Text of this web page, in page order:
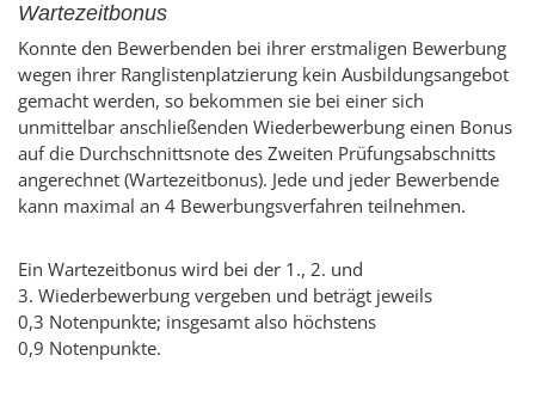
Wartezeitbonus
Konnte den Bewerbenden bei ihrer erstmaligen Bewerbung
wegen ihrer Ranglistenplatzierung kein Ausbildungsangebot
gemacht werden, so bekommen sie bei einer sich
unmittelbar anschließenden Wiederbewerbung einen Bonus
auf die Durchschnittsnote des Zweiten Prüfungsabschnitts
angerechnet (Wartezeitbonus). Jede und jeder Bewerbende
kann maximal an 4 Bewerbungsverfahren teilnehmen.
Ein Wartezeitbonus wird bei der 1., 2. und
3. Wiederbewerbung vergeben und beträgt jeweils
0,3 Notenpunkte; insgesamt also höchstens
0,9 Notenpunkte.